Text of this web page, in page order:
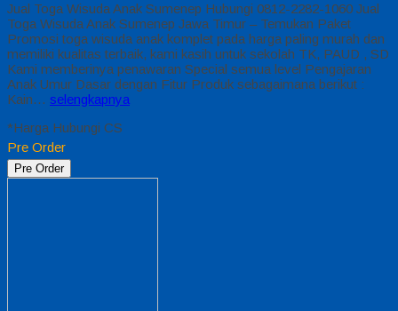
Jual Toga Wisuda Anak Sumenep Hubungi 0812-2282-1060 Jual
Toga Wisuda Anak Sumenep Jawa Timur – Temukan Paket
Promosi toga wisuda anak komplet pada harga paling murah dan
memiliki kualitas terbaik, kami kasih untuk sekolah TK, PAUD , SD
Kami memberinya penawaran Special semua level Pengajaran
Anak Umur Dasar dengan Fitur Produk sebagaimana berikut :
Kain… selengkapnya
*Harga Hubungi CS
Pre Order
Pre Order